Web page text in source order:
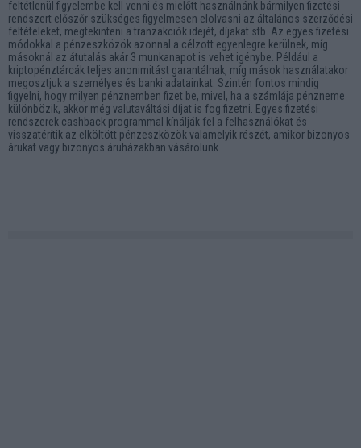
feltétlenül figyelembe kell venni és mielőtt használnánk bármilyen fizetési
rendszert előszőr szükséges figyelmesen elolvasni az általános szerződési
feltételeket, megtekinteni a tranzakciók idejét, díjakat stb. Az egyes fizetési
módokkal a pénzeszközök azonnal a célzott egyenlegre kerülnek, míg
másoknál az átutalás akár 3 munkanapot is vehet igénybe. Például a
kriptopénztárcák teljes anonimitást garantálnak, míg mások használatakor
megosztjuk a személyes és banki adatainkat. Szintén fontos mindig
figyelni, hogy milyen pénznemben fizet be, mivel, ha a számlája pénzneme
különbözik, akkor még valutaváltási díjat is fog fizetni. Egyes fizetési
rendszerek cashback programmal kínálják fel a felhasználókat és
visszatérítik az elköltött pénzeszközök valamelyik részét, amikor bizonyos
árukat vagy bizonyos áruházakban vásárolunk.